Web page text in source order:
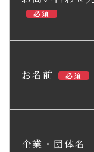
観光
必須
お名前 必須
企業・団体名